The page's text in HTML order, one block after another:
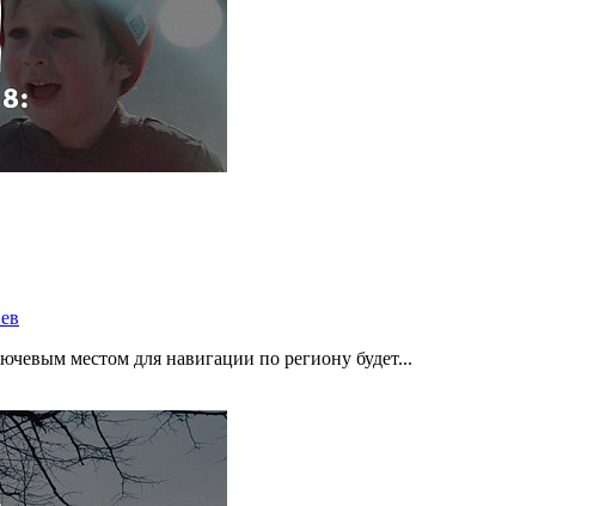
местом для навигации по региону будет...